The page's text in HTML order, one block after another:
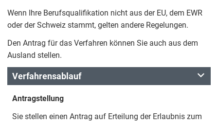
Wenn Ihre Berufsqualifikation nicht aus der EU, dem EWR
oder der Schweiz stammt, gelten andere Regelungen.
Den Antrag für das Verfahren können Sie auch aus dem
Ausland stellen.
Verfahrensablauf
Antragstellung
Sie stellen einen Antrag auf Erteilung der Erlaubnis zum